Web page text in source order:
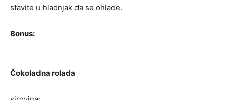
stavite u hladnjak da se ohlade.
Bonus:
Čokoladna rolada